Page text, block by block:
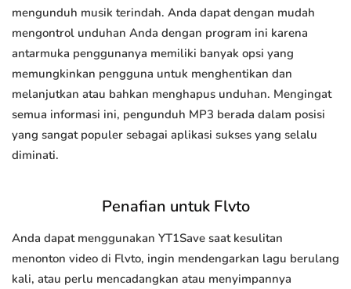
mengunduh musik terindah. Anda dapat dengan mudah
mengontrol unduhan Anda dengan program ini karena
antarmuka penggunanya memiliki banyak opsi yang
memungkinkan pengguna untuk menghentikan dan
melanjutkan atau bahkan menghapus unduhan. Mengingat
semua informasi ini, pengunduh MP3 berada dalam posisi
yang sangat populer sebagai aplikasi sukses yang selalu
diminati.
Penafian untuk Flvto
Anda dapat menggunakan YT1Save saat kesulitan
menonton video di Flvto, ingin mendengarkan lagu berulang
kali, atau perlu mencadangkan atau menyimpannya